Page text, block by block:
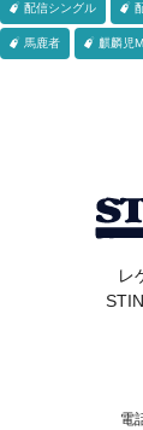
配信シングル
馬鹿者 麒麟児
レ
電